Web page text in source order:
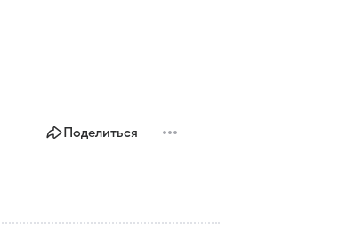
Поделиться